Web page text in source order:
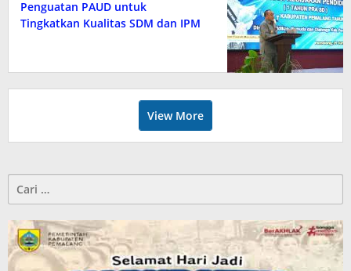
Penguatan PAUD untuk
Tingkatkan Kualitas SDM dan IPM
View More
Cari
untuk: